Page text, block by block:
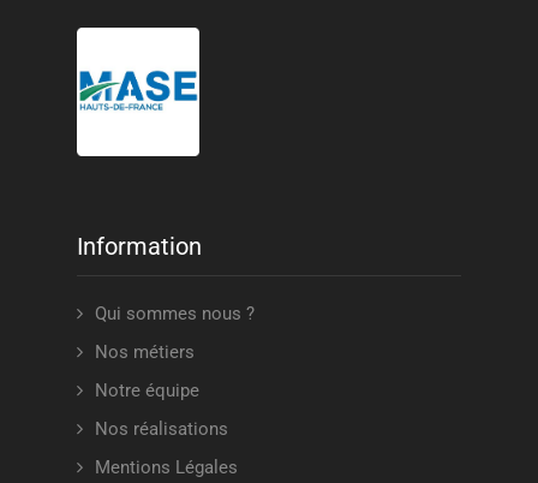
Information
Qui sommes nous ?
Nos métiers
Notre équipe
Nos réalisations
Mentions Légales